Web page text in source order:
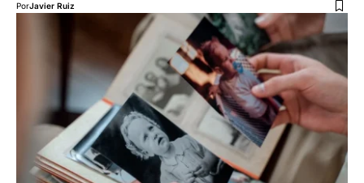
PorJavier Ruiz